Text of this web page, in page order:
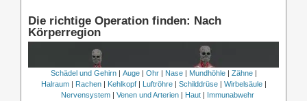
Die richtige Operation finden: Nach
Körperregion
Schädel und Gehirn| Auge| Ohr| Nase| Mundhöhle| Zähne|
Halraum| Rachen| Kehlkopf| Luftröhre| Schilddrüse| Wirbelsäule|
Nervensystem | Venen und Arterien | Haut | Immunabwehr